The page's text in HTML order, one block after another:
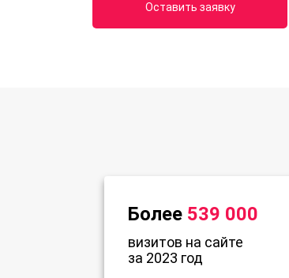
Оставить заявку
Более 539 000
визитов на сайте
за 2023 год